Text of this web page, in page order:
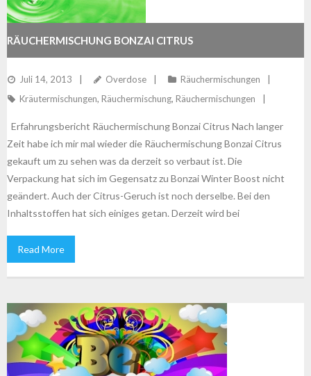
RÄUCHERMISCHUNG BONZAI CITRUS
Juli 14, 2013 Overdose
Räuchermischungen
Kräutermischungen, Räuchermischung, Räuchermischungen
Erfahrungsbericht Räuchermischung Bonzai Citrus Nach langer
Zeit habe ich mir mal wieder die Räuchermischung Bonzai Citrus
gekauft um zu sehen was da derzeit so verbaut ist. Die
Verpackung hat sich im Gegensatz zu Bonzai Winter Boost nicht
geändert. Auch der Citrus-Geruch ist noch derselbe. Bei den
Inhaltsstoffen hat sich einiges getan. Derzeit wird bei
Read More